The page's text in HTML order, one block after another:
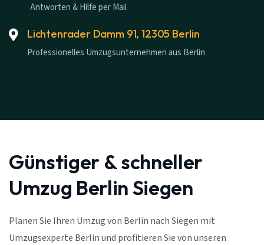
Antworten & Hilfe per Mail
Lichtenrader Damm 91, 12305 Berlin
Professionelles Umzugsunternehmen aus Berlin
Günstiger & schneller
Umzug Berlin Siegen
Planen Sie Ihren Umzug von Berlin nach Siegen mit
Umzugsexperte Berlin und profitieren Sie von unseren